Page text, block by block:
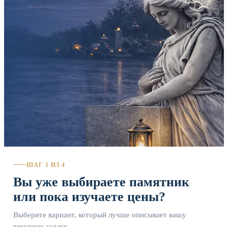
ШАГ 1 ИЗ 4
Вы уже выбираете памятник
или пока изучаете цены?
Выберите вариант, который лучше описывает вашу